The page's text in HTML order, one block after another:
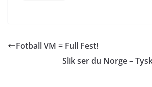
Fotball VM = Full Fest!
Slik ser du Norge –